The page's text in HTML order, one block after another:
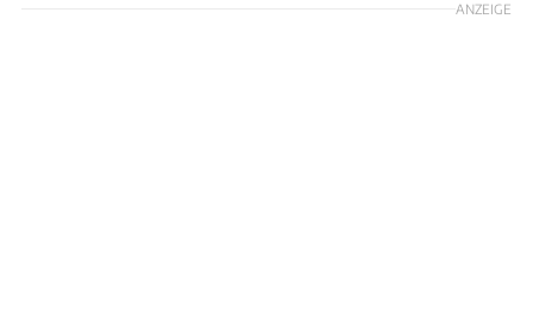
ANZEIGE